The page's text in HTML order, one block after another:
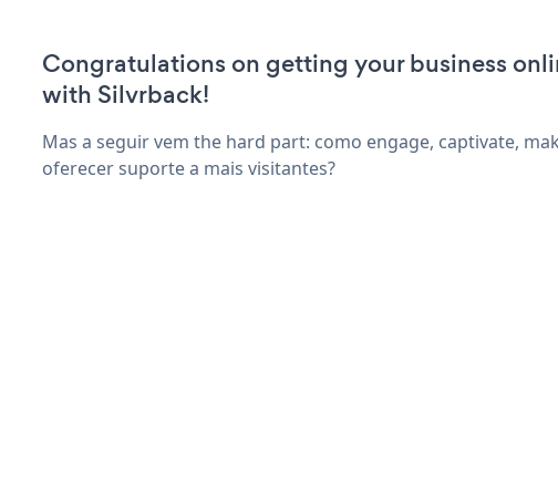
Congratulations on getting your business
with Silvrback!
Mas a seguir vem the hard part: como engage, captivate,
oferecer suporte a mais visitantes?